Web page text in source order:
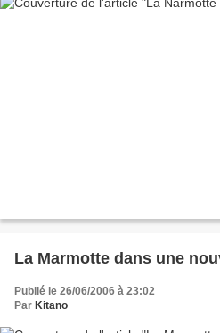
La Marmotte dans une
Publié le 26/06/2006 à 23:02
Par Kitano